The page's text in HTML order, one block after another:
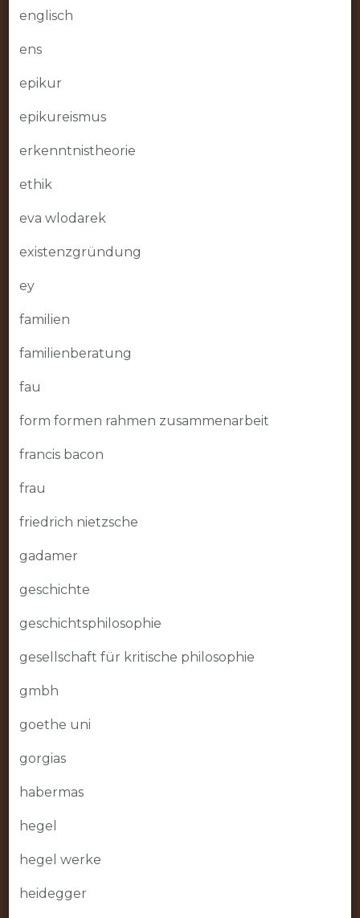
englisch
ens
epikur
epikureismus
erkenntnistheorie
ethik
eva wlodarek
existenzgründung
ey
familien
familienberatung
fau
form formen rahmen zusammenarbeit
francis bacon
frau
friedrich nietzsche
gadamer
geschichte
geschichtsphilosophie
gesellschaft für kritische philosophie
gmbh
goethe uni
gorgias
habermas
hegel
hegel werke
heidegger